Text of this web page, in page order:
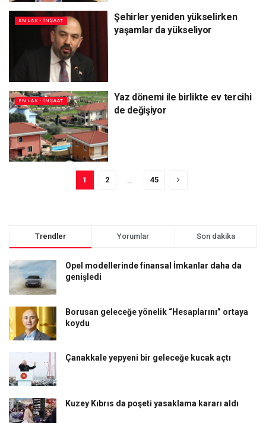
EMLAK - İNŞAAT
Şehirler yeniden yükselirken
yaşamlar da yükseliyor
EMLAK - İNŞAAT
Yaz dönemi ile birlikte ev tercihi
de değişiyor
1 2 … 45
Trendler Yorumlar Son dakika
Opel modellerinde finansal İmkanlar daha da
genişledi
Borusan geleceğe yönelik “Hesaplarını” ortaya
koydu
Çanakkale yepyeni bir geleceğe kucak açtı
Kuzey Kıbrıs da poşeti yasaklama kararı aldı